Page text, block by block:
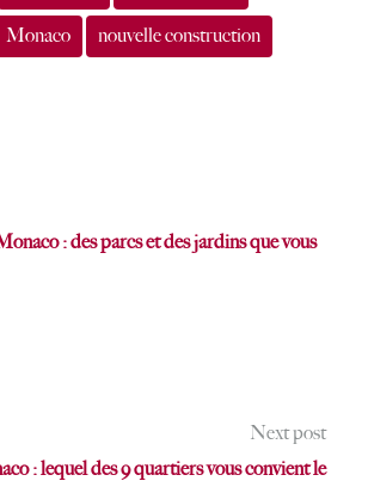
Monaco nouvelle construction
: des parcs et des jardins que vous
Next post
: lequel des 9 quartiers vous convient le